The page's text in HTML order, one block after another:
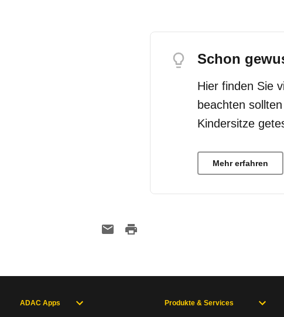
Schon
Hier finden Sie
beachten
Kindersitze
Mehr erfahren
ADAC Apps Produkte & Services